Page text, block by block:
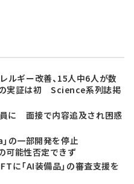
ルギー改善、15人中6人が数
実証は初 Science系列誌掲
員に 面接で内容追及され困惑
の一部開発を停止
可能性否定できず
に「AI装備品」の審査支援を